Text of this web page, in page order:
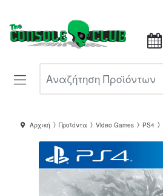
Αρχική Προϊόντα Video Games PS4